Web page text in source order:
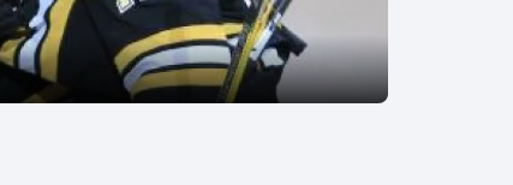
Plážový volejbal